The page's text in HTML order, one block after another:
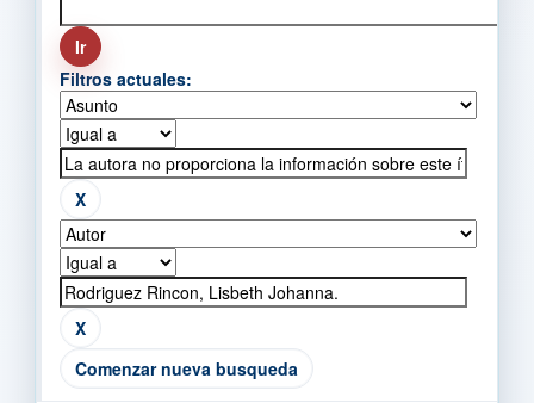
Filtros actuales:
Comenzar nueva busqueda